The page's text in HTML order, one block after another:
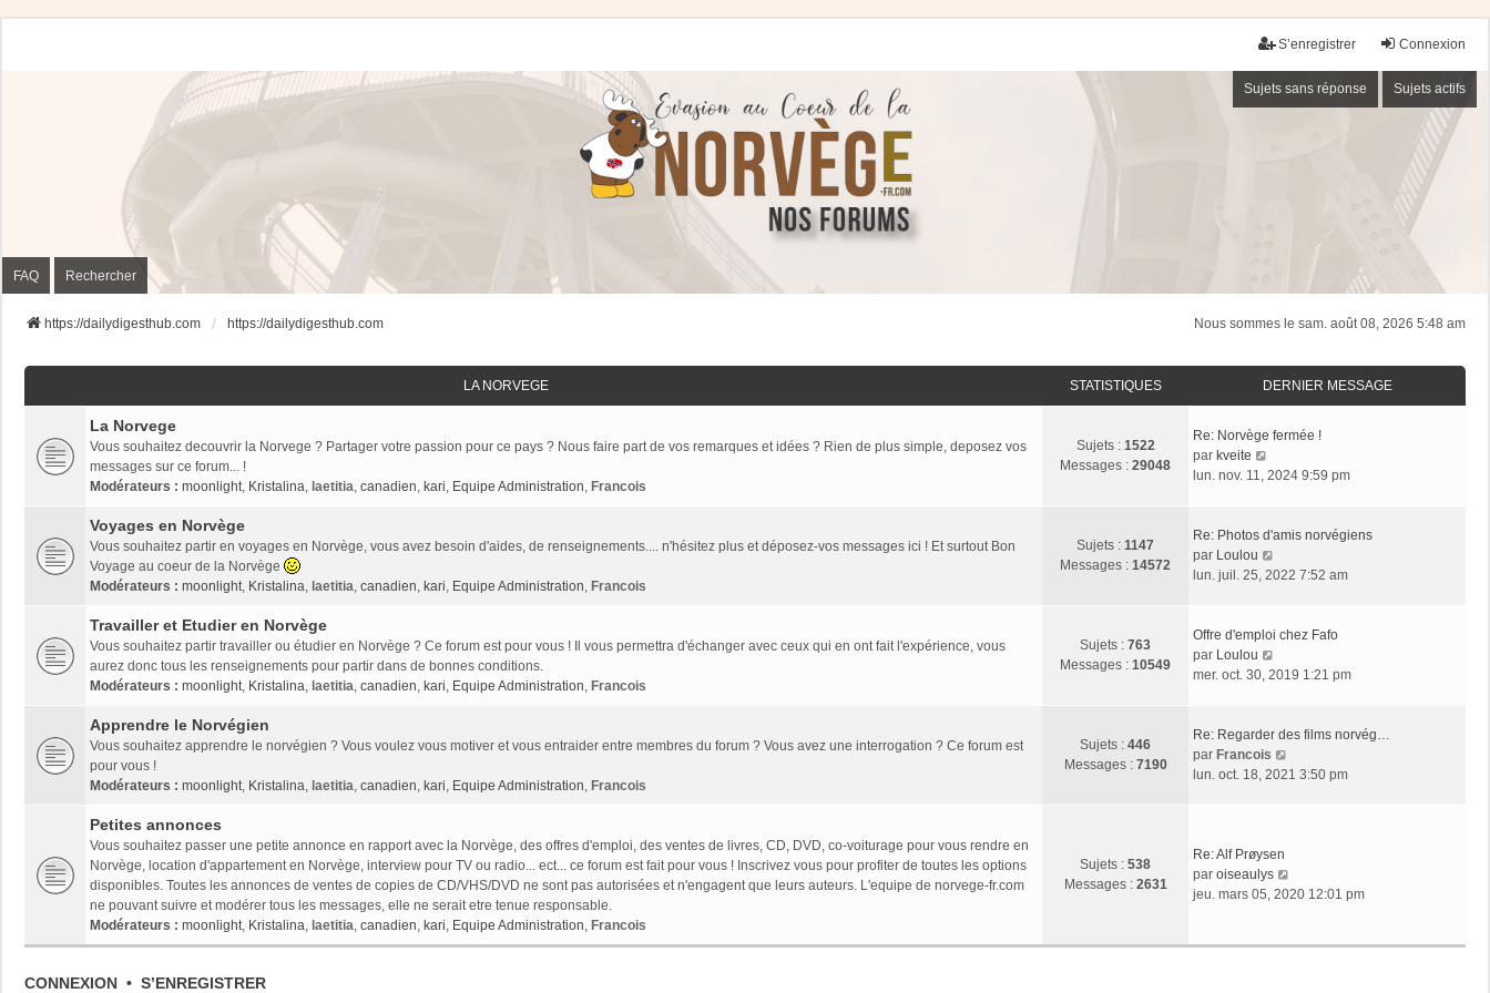
Connexion
S’enregistrer
Sujets sans réponse Sujets actifs
FAQ Rechercher
Nous sommes le sam. août 08, 2026 5:48 am
https://dailydigesthub.com https://dailydigesthub.com
LA NORVEGE STATISTIQUES DERNIER MESSAGE
La Norvege
Vous souhaitez decouvrir la Norvege ? Partager votre passion pour ce pays ? Nous faire part de vos remarques et idées ? Rien de plus simple, deposez vos
messages sur ce forum... !
Modérateurs : moonlight, Kristalina, laetitia, canadien, kari, Equipe Administration, Francois
Sujets : 1522
Messages : 29048
Re: Norvège fermée !
par kveite
o
l
e
d
n
i
e
e
s
s
lun. nov. 11, 2024 9:59 pm
Voyages en Norvège
Vous souhaitez partir en voyages en Norvège, vous avez besoin d'aides, de renseignements.... n'hésitez plus et déposez-vos messages ici ! Et surtout Bon
Voyage au coeur de la Norvège
Modérateurs : moonlight, Kristalina, laetitia, canadien, kari, Equipe Administration, Francois
Sujets : 1147
Messages : 14572
Re: Photos d'amis norvégiens
par Loulou
o
l
d
n
i
e
s
s
a
lun. juil. 25, 2022 7:52 am
Travailler et Etudier en Norvège
Vous souhaitez partir travailler ou étudier en Norvège ? Ce forum est pour vous ! Il vous permettra d'échanger avec ceux qui en ont fait l'expérience, vous
aurez donc tous les renseignements pour partir dans de bonnes conditions.
Modérateurs : moonlight, Kristalina, laetitia, canadien, kari, Equipe Administration, Francois
Sujets : 763
Messages : 10549
Offre d'emploi chez Fafo
par Loulou
o
l
e
d
i
e
r
mer. oct. 30, 2019 1:21 pm
Apprendre le Norvégien
Vous souhaitez apprendre le norvégien ? Vous voulez vous motiver et vous entraider entre membres du forum ? Vous avez une interrogation ? Ce forum est
pour vous !
Modérateurs : moonlight, Kristalina, laetitia, canadien, kari, Equipe Administration, Francois
Sujets : 446
Messages : 7190
Re: Regarder des films norvég…
par Francois
o
d
e
lun. oct. 18, 2021 3:50 pm
Petites annonces
Vous souhaitez passer une petite annonce en rapport avec la Norvège, des offres d'emploi, des ventes de livres, CD, DVD, co-voiturage pour vous rendre en
Norvège, location d'appartement en Norvège, interview pour TV ou radio... ect... ce forum est fait pour vous ! Inscrivez vous pour profiter de toutes les options
disponibles. Toutes les annonces de ventes de copies de CD/VHS/DVD ne sont pas autorisées et n'engagent que leurs auteurs. L'equipe de norvege-fr.com
ne pouvant suivre et modérer tous les messages, elle ne serait etre tenue responsable.
Modérateurs : moonlight, Kristalina, laetitia, canadien, kari, Equipe Administration, Francois
Sujets : 538
Messages : 2631
Re: Alf Prøysen
par oiseaulys
o
jeu. mars 05, 2020 12:01 pm
CONNEXION • S’ENREGISTRER